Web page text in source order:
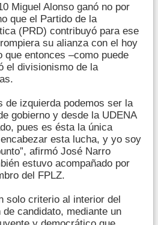
Miguel Alonso ganó no por
que el Partido de la
(PRD) contribuyó para ese
su alianza con el hoy
que entonces –como puede
el divisionismo de la
de izquierda podemos ser la
gobierno y desde la UDENA
pues es ésta la única
esta lucha, y yo soy
afirmó José Narro
estuvo acompañado por
del FPLZ.
solo criterio al interior del
candidato, mediante un